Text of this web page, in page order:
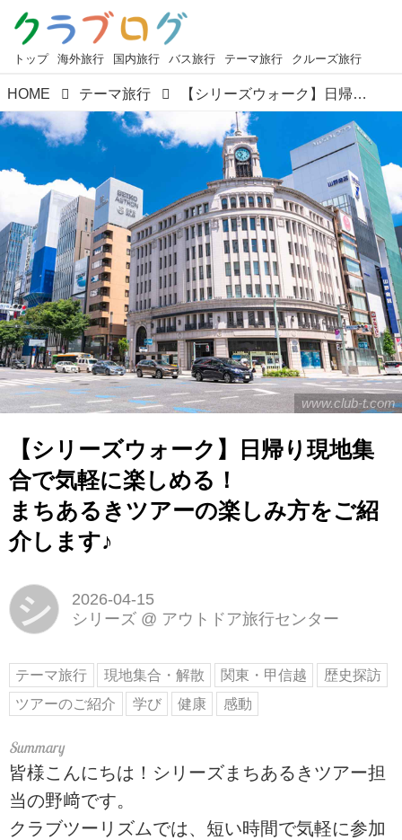
トップ 海外旅行 国内旅行 バス旅行 テーマ旅行 クルーズ旅行
HOME テーマ旅行 【シリーズウォーク】日帰り現地集合で気軽に楽しめる！ まちあるきツアーの楽しみ方をご紹介します♪
www.club-t.com
【シリーズウォーク】日帰り現地集
合で気軽に楽しめる！
まちあるきツアーの楽しみ方をご紹
介します♪
シ
2026-04-15
シリーズ @ アウトドア旅行センター
テーマ旅行 現地集合・解散 関東・甲信越
歴史探訪
ツアーのご紹介
学び 健康 感動
皆様こんにちは！シリーズまちあるきツアー担
当の野﨑です。
クラブツーリズムでは、短い時間で気軽に参加